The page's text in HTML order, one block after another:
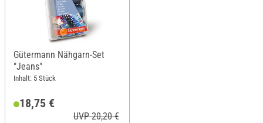
Gütermann Nähgarn-Set
"Jeans"
Inhalt: 5 Stück
18,75 €
UVP 20,20 €